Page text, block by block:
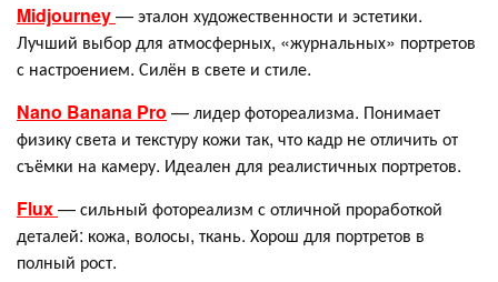
Midjourney— эталон художественности и эстетики.
Лучший выбор для атмосферных, «журнальных» портретов
с настроением. Силён в свете и стиле.
Nano Banana Pro — лидер фотореализма. Понимает
физику света и текстуру кожи так, что кадр не отличить от
съёмки на камеру. Идеален для реалистичных портретов.
Flux— сильный фотореализм с отличной проработкой
деталей: кожа, волосы, ткань. Хорош для портретов в
полный рост.